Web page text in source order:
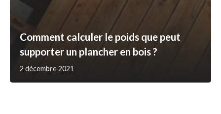
Comment calculer le poids que peut
supporter un plancher en bois ?
2 décembre 2021